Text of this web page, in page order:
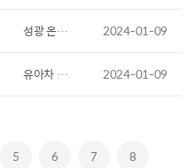
성광 온누리 학교 휠체어 살균기, 휠체어소독기 설치 2024-01-09
유아차 살균기 휠체어 소독기 적외선 열등 교체하는 방법 2024-01-09
5 6 7 8